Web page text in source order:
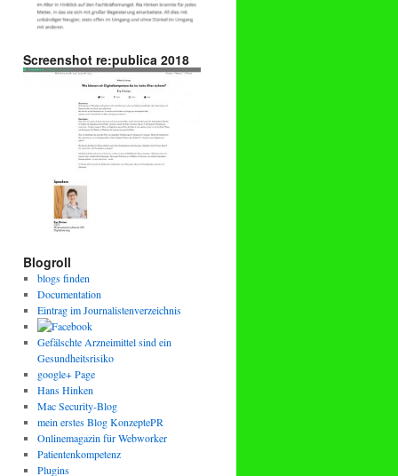
Screenshot re:publica 2018
Blogroll
blogs finden
Documentation
Eintrag im Journalistenverzeichnis
Gefälschte Arzneimittel sind ein
Gesundheitsrisiko
google+ Page
Hans Hinken
Mac Security-Blog
mein erstes Blog KonzeptePR
Onlinemagazin für Webworker
Patientenkompetenz
Plugins